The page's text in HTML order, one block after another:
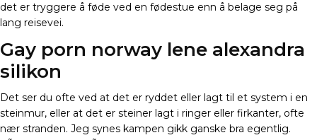
det er tryggere å føde ved en fødestue enn å belage seg på
lang reisevei.
Gay porn norway lene alexandra
silikon
Det ser du ofte ved at det er ryddet eller lagt til et system i en
steinmur, eller at det er steiner lagt i ringer eller firkanter, ofte
nær stranden. Jeg synes kampen gikk ganske bra egentlig.